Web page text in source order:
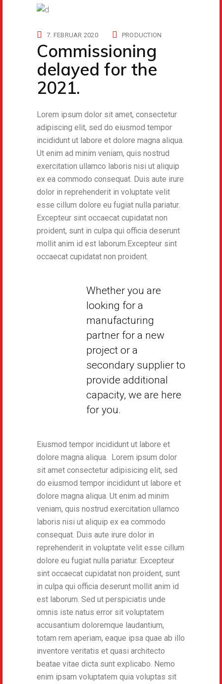
7. FEBRUAR 2020 PRODUCTION
Commissioning
delayed for the
2021.
Lorem ipsum dolor sit amet, consectetur
adipiscing elit, sed do eiusmod tempor
incididunt ut labore et dolore magna aliqua.
Ut enim ad minim veniam, quis nostrud
exercitation ullamco laboris nisi ut aliquip
ex ea commodo consequat. Duis aute irure
dolor in reprehenderit in voluptate velit
esse cillum dolore eu fugiat nulla pariatur.
Excepteur sint occaecat cupidatat non
proident, sunt in culpa qui officia deserunt
mollit anim id est laborum.Excepteur sint
occaecat cupidatat non proident.
Whether you are
looking for a
manufacturing
partner for a new
project or a
secondary supplier to
provide additional
capacity, we are here
for you.
Eiusmod tempor incididunt ut labore et
dolore magna aliqua. Lorem ipsum dolor
sit amet consectetur adipisicing elit, sed
do eiusmod tempor incididunt ut labore et
dolore magna aliqua. Ut enim ad minim
veniam, quis nostrud exercitation ullamco
laboris nisi ut aliquip ex ea commodo
consequat. Duis aute irure dolor in
reprehenderit in voluptate velit esse cillum
dolore eu fugiat nulla pariatur. Excepteur
sint occaecat cupidatat non proident, sunt
in culpa qui officia deserunt mollit anim id
est laborum. Sed ut perspiciatis unde
omnis iste natus error sit voluptatem
accusantium doloremque laudantium,
totam rem aperiam, eaque ipsa quae ab illo
inventore veritatis et quasi architecto
beatae vitae dicta sunt explicabo. Nemo
enim ipsam voluptatem quia voluptas sit